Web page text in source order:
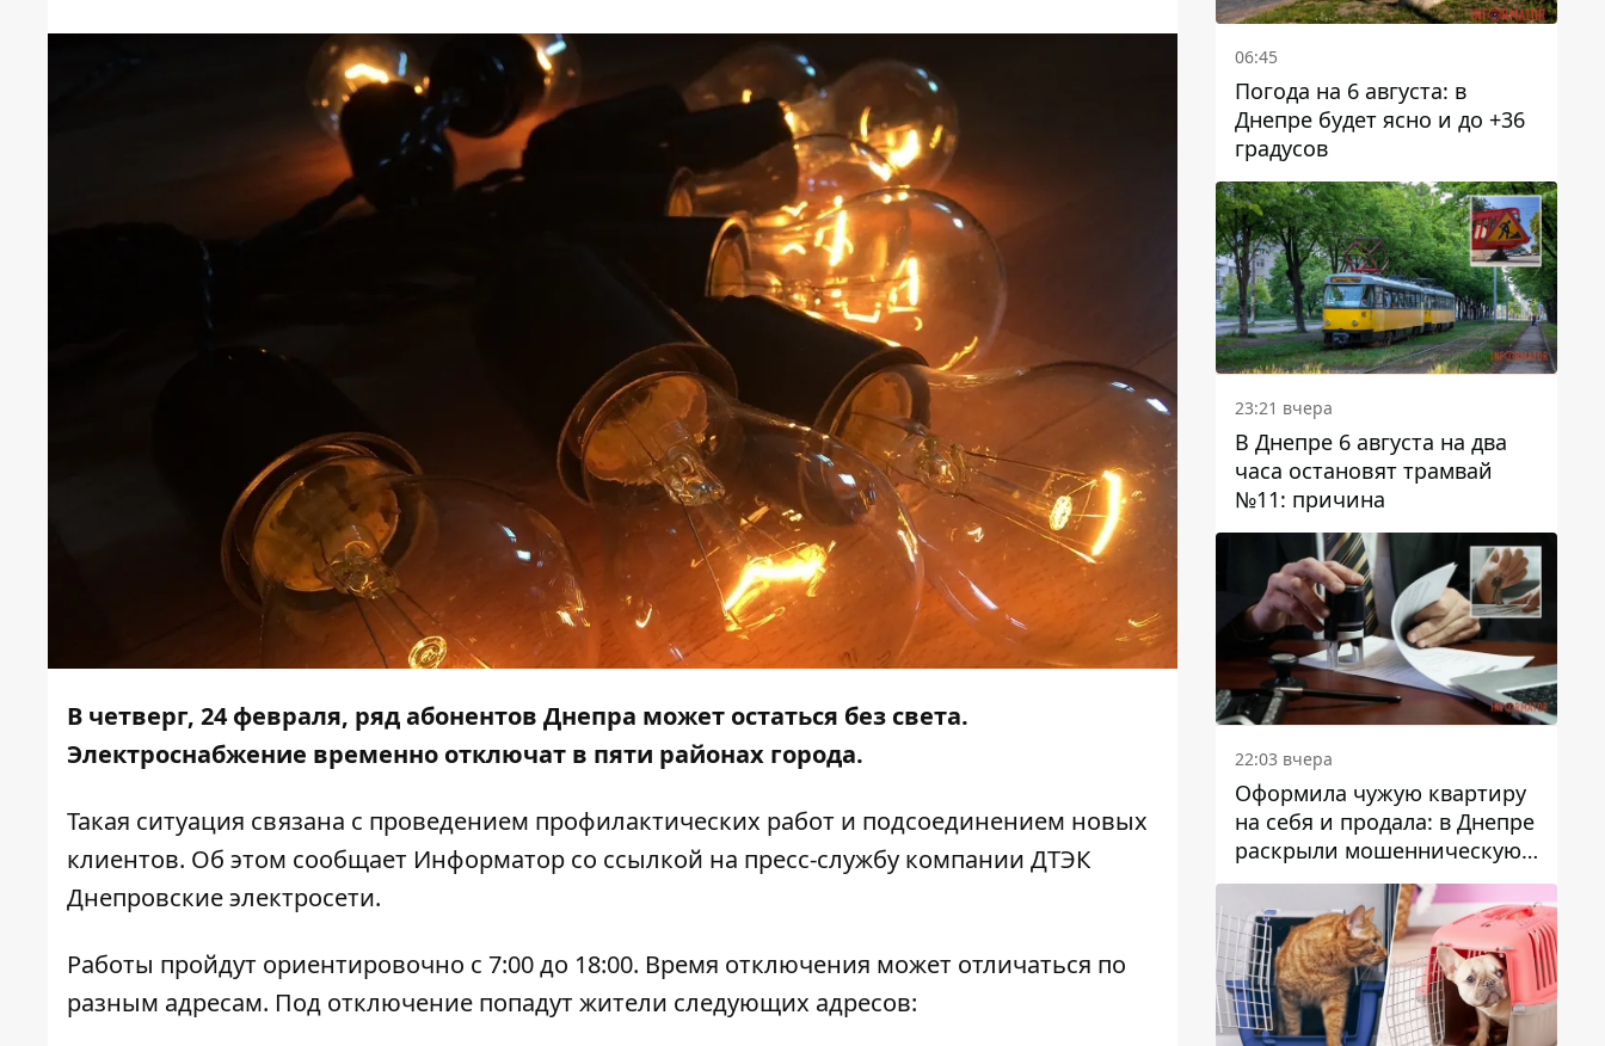
В четверг, 24 февраля, ряд абонентов Днепра может остаться без света.
Электроснабжение временно отключат в пяти районах города.
Такая ситуация связана с проведением профилактических работ и подсоединением новых
клиентов. Об этом сообщает Информатор со ссылкой на пресс-службу компании ДТЭК
Днепровские электросети.
Работы пройдут ориентировочно с 7:00 до 18:00. Время отключения может отличаться по
разным адресам. Под отключение попадут жители следующих адресов:
06:45
Погода на 6 августа: в
Днепре будет ясно и до +36
градусов
23:21 вчера
В Днепре 6 августа на два
часа остановят трамвай
№11: причина
22:03 вчера
Оформила чужую квартиру
на себя и продала: в Днепре
раскрыли мошенническую
схему с недвижимостью